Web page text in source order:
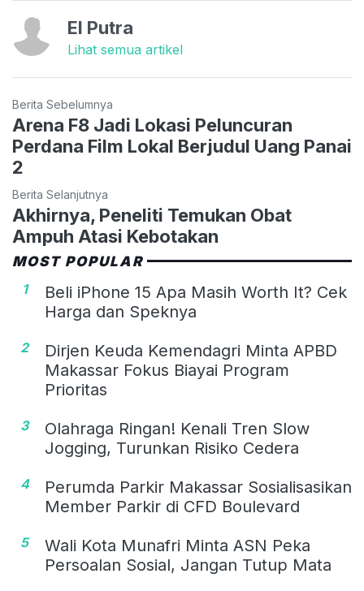
El Putra
Lihat semua artikel
Berita Sebelumnya
Arena F8 Jadi Lokasi Peluncuran
Perdana Film Lokal Berjudul Uang Panai
2
Berita Selanjutnya
Akhirnya, Peneliti Temukan Obat
Ampuh Atasi Kebotakan
MOST POPULAR
1
Beli iPhone 15 Apa Masih Worth It? Cek
Harga dan Speknya
2
Dirjen Keuda Kemendagri Minta APBD
Makassar Fokus Biayai Program
Prioritas
3
Olahraga Ringan! Kenali Tren Slow
Jogging, Turunkan Risiko Cedera
4
Perumda Parkir Makassar Sosialisasikan
Member Parkir di CFD Boulevard
5
Wali Kota Munafri Minta ASN Peka
Persoalan Sosial, Jangan Tutup Mata